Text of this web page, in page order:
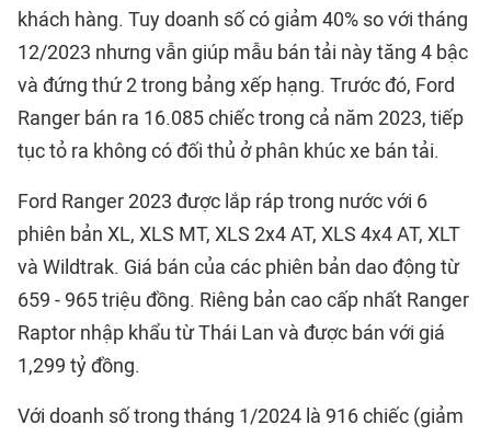
khách hàng. Tuy doanh số có giảm 40% so với tháng
12/2023 nhưng vẫn giúp mẫu bán tải này tăng 4 bậc
và đứng thứ 2 trong bảng xếp hạng. Trước đó, Ford
Ranger bán ra 16.085 chiếc trong cả năm 2023, tiếp
tục tỏ ra không có đối thủ ở phân khúc xe bán tải.
Ford Ranger 2023 được lắp ráp trong nước với 6
phiên bản XL, XLS MT, XLS 2x4 AT, XLS 4x4 AT, XLT
và Wildtrak. Giá bán của các phiên bản dao động từ
659 - 965 triệu đồng. Riêng bản cao cấp nhất Ranger
Raptor nhập khẩu từ Thái Lan và được bán với giá
1,299 tỷ đồng.
Với doanh số trong tháng 1/2024 là 916 chiếc (giảm